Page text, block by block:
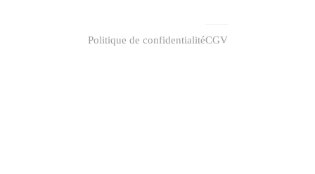
Politique de confidentialitéCGV